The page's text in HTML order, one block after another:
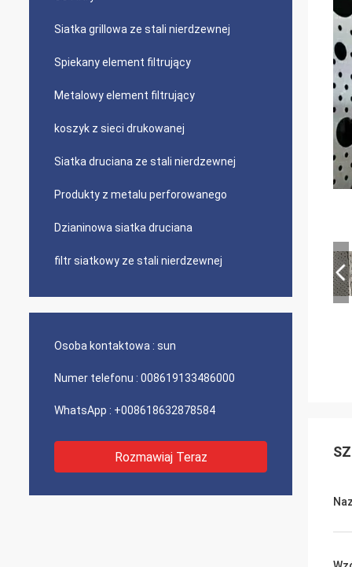
Siatka grillowa ze stali nierdzewnej
Spiekany element filtrujący
Metalowy element filtrujący
koszyk z sieci drukowanej
Siatka druciana ze stali nierdzewnej
Produkty z metalu perforowanego
Dzianinowa siatka druciana
filtr siatkowy ze stali nierdzewnej
Osoba kontaktowa : sun
Numer telefonu : 008619133486000
WhatsApp : +008618632878584
Rozmawiaj Teraz